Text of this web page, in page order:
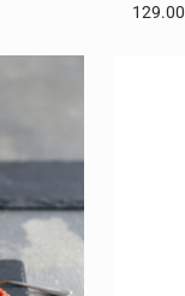
129.00